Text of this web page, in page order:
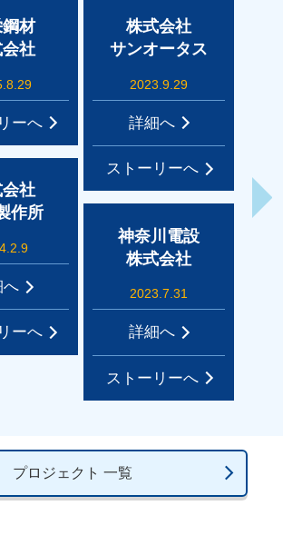
鋼材
社
ーへ
社
作所
へ
ーへ
株式会社
サンオータス
2023.9.29
詳細へ
ストーリーへ
神奈川電設
株式会社
2023.7.31
詳細へ
ストーリーへ
プロジェクト 一覧